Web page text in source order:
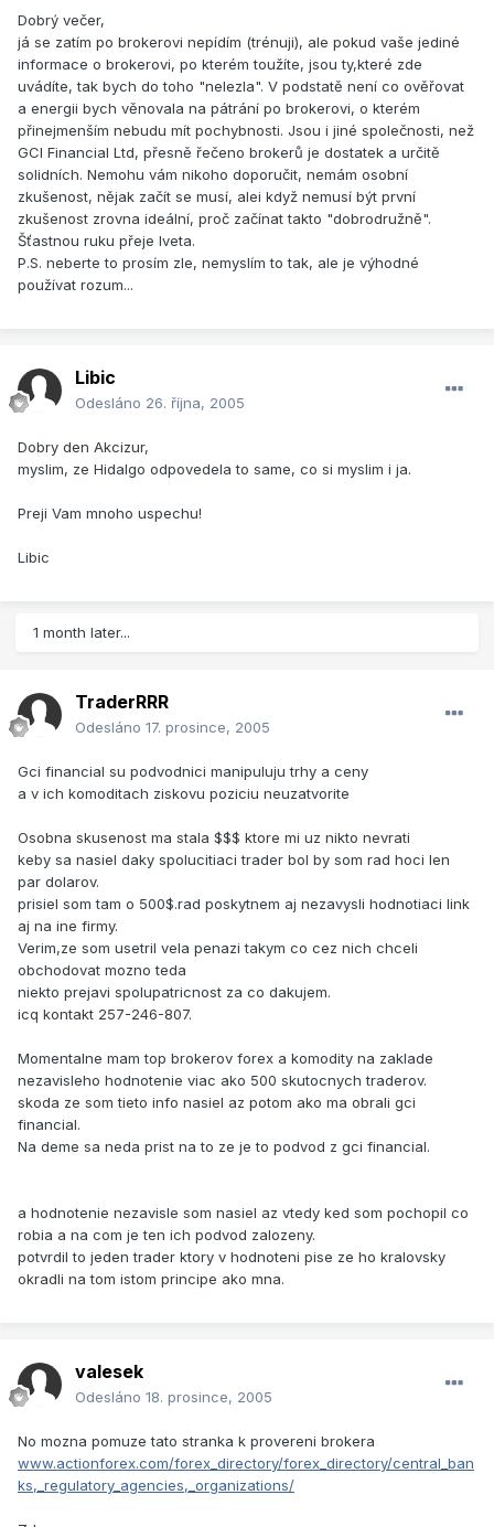
Dobrý večer,
já se zatím po brokerovi nepídím (trénuji), ale pokud vaše jediné
informace o brokerovi, po kterém toužíte, jsou ty,které zde
uvádíte, tak bych do toho "nelezla". V podstatě není co ověřovat
a energii bych věnovala na pátrání po brokerovi, o kterém
přinejmenším nebudu mít pochybnosti. Jsou i jiné společnosti, než
GCI Financial Ltd, přesně řečeno brokerů je dostatek a určitě
solidních. Nemohu vám nikoho doporučit, nemám osobní
zkušenost, nějak začít se musí, alei když nemusí být první
zkušenost zrovna ideální, proč začínat takto "dobrodružně".
Šťastnou ruku přeje Iveta.
P.S. neberte to prosím zle, nemyslím to tak, ale je výhodné
používat rozum...
Libic
Odesláno 26. října, 2005
Dobry den Akcizur,
myslim, ze Hidalgo odpovedela to same, co si myslim i ja.
Preji Vam mnoho uspechu!
Libic
1 month later...
TraderRRR
Odesláno 17. prosince, 2005
Gci financial su podvodnici manipuluju trhy a ceny
a v ich komoditach ziskovu poziciu neuzatvorite
Osobna skusenost ma stala $$$ ktore mi uz nikto nevrati
keby sa nasiel daky spolucitiaci trader bol by som rad hoci len
par dolarov.
prisiel som tam o 500$.rad poskytnem aj nezavysli hodnotiaci link
aj na ine firmy.
Verim,ze som usetril vela penazi takym co cez nich chceli
obchodovat mozno teda
niekto prejavi spolupatricnost za co dakujem.
icq kontakt 257-246-807.
Momentalne mam top brokerov forex a komodity na zaklade
nezavisleho hodnotenie viac ako 500 skutocnych traderov.
skoda ze som tieto info nasiel az potom ako ma obrali gci
financial.
Na deme sa neda prist na to ze je to podvod z gci financial.
a hodnotenie nezavisle som nasiel az vtedy ked som pochopil co
robia a na com je ten ich podvod zalozeny.
potvrdil to jeden trader ktory v hodnoteni pise ze ho kralovsky
okradli na tom istom principe ako mna.
valesek
Odesláno 18. prosince, 2005
No mozna pomuze tato stranka k provereni brokera
www.actionforex.com/forex_directory/forex_directory/central_ban
ks,_regulatory_agencies,_organizations/